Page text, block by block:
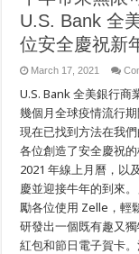
U.S. Bank 全
位安全慶祝新
March 17, 2021
U.S. Bank 全美銀行商
幾個月全球疫情流行
現在已找到方法在我
各位創造了安全慶祝
2021 年線上月曆，以
慶並迎接牛年的到來
勵各位使用 Zelle，輕
研發出一個既有趣又
紅包和節日電子賀卡